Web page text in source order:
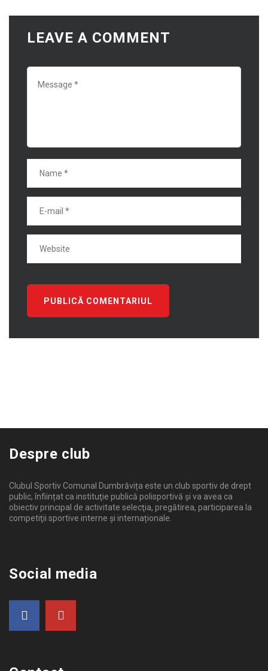
LEAVE A COMMENT
Despre club
Clubul Sportiv Comunal Dumbrăvița este un club sportiv de drept
public, înființat ca instituţie publică polisportivă și va avea ca
obiectiv principal de activitate selecţia, pregătirea, participarea la
competiţii sportive interne şi internaționale.
Social media